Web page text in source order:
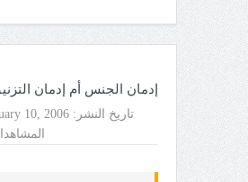
إدمان الجنس أم إدمان
تاريخ النشر: 10, 2006